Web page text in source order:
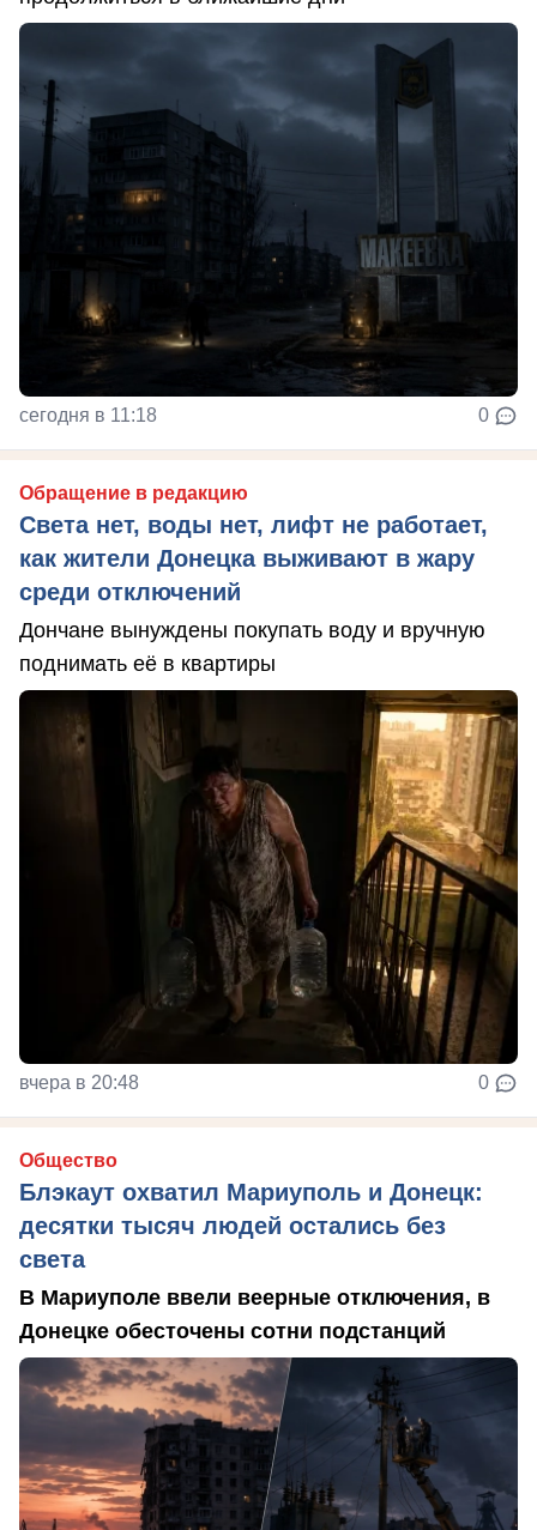
сегодня в 11:18 0
Обращение в редакцию
Света нет, воды нет, лифт не работает,
как жители Донецка выживают в жару
среди отключений
Дончане вынуждены покупать воду и вручную
поднимать её в квартиры
вчера в 20:48 0
Общество
Блэкаут охватил Мариуполь и Донецк:
десятки тысяч людей остались без
света
В Мариуполе ввели веерные отключения, в
Донецке обесточены сотни подстанций